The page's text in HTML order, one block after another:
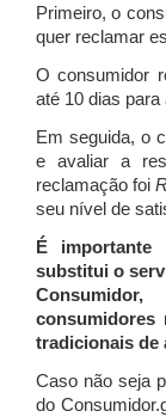
Primeiro, o
quer reclamar
O consumidor
até 10 dias para
Em seguida, o
e avaliar a
reclamação foi
seu nível de
É importante
substitui o
consumidores
tradicionais de
Caso não seja
do